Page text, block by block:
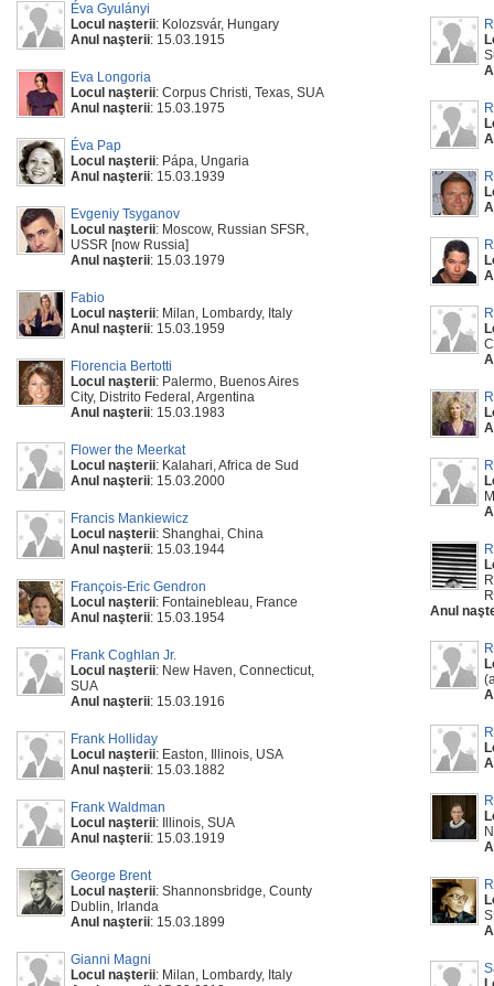
Éva Gyulányi
Locul naşterii: Kolozsvár, Hungary
Anul naşterii: 15.03.1915
Eva Longoria
Locul naşterii: Corpus Christi, Texas, SUA
Anul naşterii: 15.03.1975
Éva Pap
Locul naşterii: Pápa, Ungaria
Anul naşterii: 15.03.1939
Evgeniy Tsyganov
Locul naşterii: Moscow, Russian SFSR,
USSR [now Russia]
Anul naşterii: 15.03.1979
Fabio
Locul naşterii: Milan, Lombardy, Italy
Anul naşterii: 15.03.1959
Florencia Bertotti
Locul naşterii: Palermo, Buenos Aires
City, Distrito Federal, Argentina
Anul naşterii: 15.03.1983
Flower the Meerkat
Locul naşterii: Kalahari, Africa de Sud
Anul naşterii: 15.03.2000
Francis Mankiewicz
Locul naşterii: Shanghai, China
Anul naşterii: 15.03.1944
François-Eric Gendron
Locul naşterii: Fontainebleau, France
Anul naşterii: 15.03.1954
Frank Coghlan Jr.
Locul naşterii: New Haven, Connecticut,
SUA
Anul naşterii: 15.03.1916
Frank Holliday
Locul naşterii: Easton, Illinois, USA
Anul naşterii: 15.03.1882
Frank Waldman
Locul naşterii: Illinois, SUA
Anul naşterii: 15.03.1919
George Brent
Locul naşterii: Shannonsbridge, County
Dublin, Irlanda
Anul naşterii: 15.03.1899
Gianni Magni
Locul naşterii: Milan, Lombardy, Italy
Anul